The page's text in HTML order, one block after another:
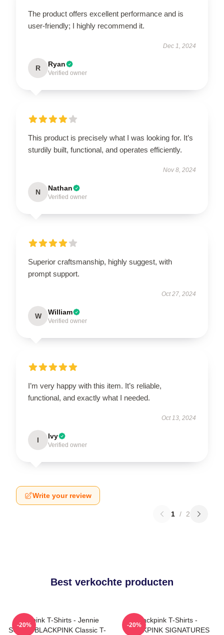
The product offers excellent performance and is
user-friendly; I highly recommend it.
Dec 1, 2024
R Ryan
Verified owner
This product is precisely what I was looking for. It’s
sturdily built, functional, and operates efficiently.
Nov 8, 2024
N Nathan
Verified owner
Superior craftsmanship, highly suggest, with
prompt support.
Oct 27, 2024
W William
Verified owner
I’m very happy with this item. It’s reliable,
functional, and exactly what I needed.
Oct 13, 2024
I Ivy
Verified owner
Write your review
1 / 2
Best verkochte producten
Blackpink T-Shirts - Jennie
SOLO - BLACKPINK Classic T-
-20%
Blackpink T-Shirts -
BLACKPINK SIGNATURES
-20%